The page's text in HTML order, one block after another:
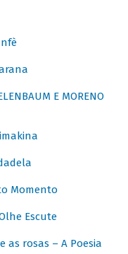
E MORENO
Momento
Escute
as rosas – A Poesia